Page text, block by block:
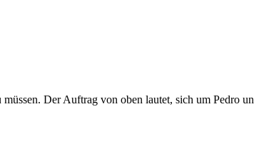
Der Auftrag von oben lautet, sich um Pedro